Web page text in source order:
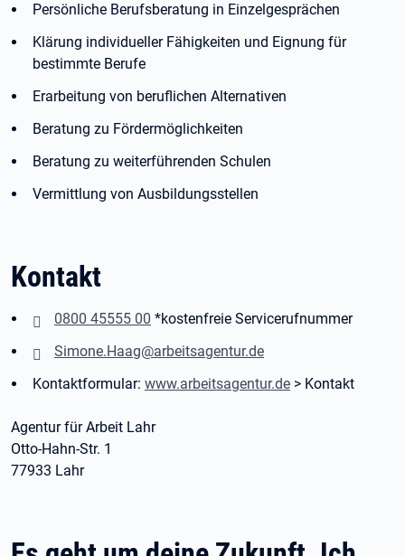
Persönliche Berufsberatung in Einzelgesprächen
Klärung individueller Fähigkeiten und Eignung für
bestimmte Berufe
Erarbeitung von beruflichen Alternativen
Beratung zu Fördermöglichkeiten
Beratung zu weiterführenden Schulen
Vermittlung von Ausbildungsstellen
Kontakt
0800 45555 00 *kostenfreie Servicerufnummer
Simone.Haag@arbeitsagentur.de
Kontaktformular: www.arbeitsagentur.de > Kontakt
Agentur für Arbeit Lahr
Otto-Hahn-Str. 1
77933 Lahr